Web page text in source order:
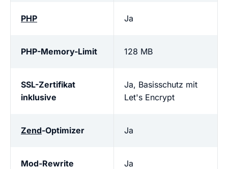
PHP Ja
PHP-Memory-Limit 128 MB
SSL-Zertifikat
inklusive
Ja, Basisschutz mit
Let's Encrypt
Zend-Optimizer Ja
Mod-Rewrite Ja